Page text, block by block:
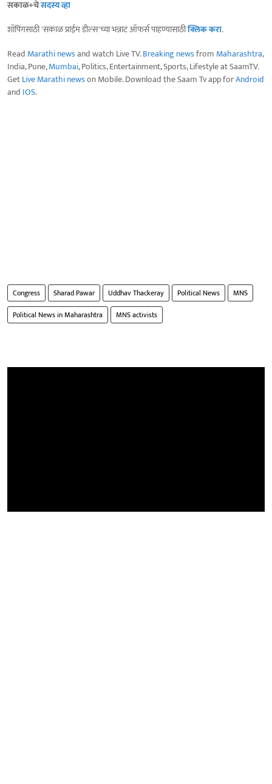
सकाळ+चेसदस्य व्हा
शॉपिंगसाठी 'सकाळ प्राईम डील्स'च्या भन्नाट ऑफर्स पाहण्यासाठीक्लिक करा.
Read Marathi newsand watch Live TV.Breaking newsfrom Maharashtra,
India, Pune,Mumbai, Politics, Entertainment, Sports, Lifestyle at SaamTV.
GetLive Marathi newson Mobile. Download the Saam Tv app forAndroid
and IOS.
Congress Sharad Pawar Uddhav Thackeray Political News
MNS
Political News in Maharashtra
MNS activists